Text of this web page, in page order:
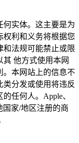
何实体。这主要是为
权利和义务将根据您
和法规可能禁止或限
他方式使用本网
。本网站上的信息不
分发或使用将违反
任何人。Apple、
国家/地区注册的商